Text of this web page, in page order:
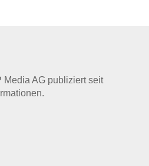
Media AG publiziert seit